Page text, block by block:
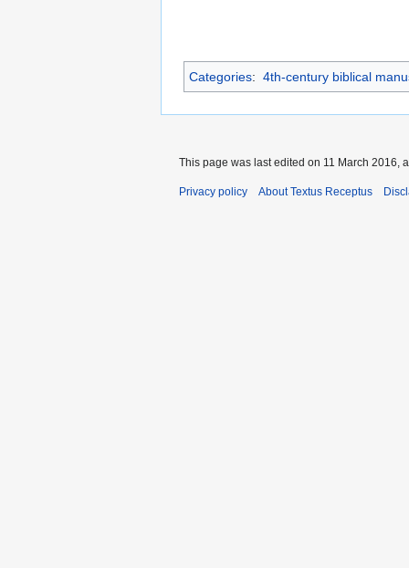
Categories: 4th-century biblical
This page was last edited on 11 March 2016,
Privacy policy About Textus Receptus